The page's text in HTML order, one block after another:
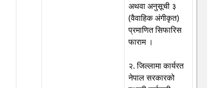
अथवा अनुसूची ३
(वैवाहिक अंगीकृत)
प्रमाणित सिफारिस
फाराम ।
२. जिल्लामा कार्यरत
नेपाल सरकारको